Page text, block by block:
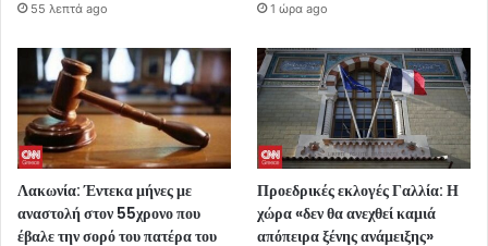
55 λεπτά ago 1 ώρα ago
Λακωνία: Έντεκα μήνες με
αναστολή στον 55χρονο που
έβαλε την σορό του πατέρα του
Προεδρικές εκλογές Γαλλία: Η
χώρα «δεν θα ανεχθεί καμιά
απόπειρα ξένης ανάμειξης»